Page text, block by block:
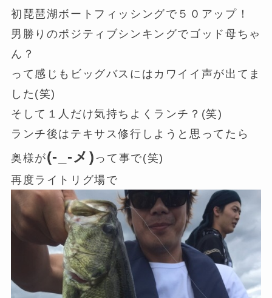
初琵琶湖ボートフィッシングで５０アップ！
男勝りのポジティブシンキングでゴッド母ちゃ
ん？
って感じもビッグバスにはカワイイ声が出てま
した(笑)
そして１人だけ気持ちよくランチ？(笑)
ランチ後はテキサス修行しようと思ってたら
奥様が(-_-メ) って事で(笑)
再度ライトリグ場で